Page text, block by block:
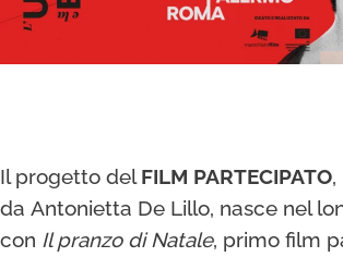
Il progetto delFILM PARTECIPATO,
da Antonietta De Lillo, nasce nel
con Il pranzo di Natale, primo film